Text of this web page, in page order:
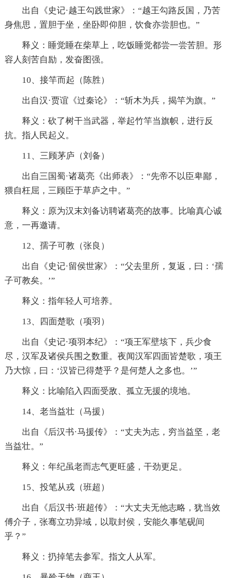
出自《史记·越王勾践世家》：“越王勾路反国，乃苦
身焦思，置胆于坐，坐卧即仰胆，饮食亦尝胆也。”
释义：睡觉睡在柴草上，吃饭睡觉都尝一尝苦胆。形
容人刻苦自励，发奋图强。
10、接竿而起（陈胜）
出自汉·贾谊《过秦论》：“斩木为兵，揭竿为旗。”
释义：砍了树干当武器，举起竹竿当旗帜，进行反
抗。指人民起义。
11、三顾茅庐（刘备）
出自三国蜀·诸葛亮《出师表》：“先帝不以臣卑鄙，
猥自枉屈，三顾臣于草庐之中。”
释义：原为汉末刘备访聘诸葛亮的故事。比喻真心诚
意，一再邀请。
12、孺子可教（张良）
出自《史记·留侯世家》：“父去里所，复返，曰：‘孺
子可教矣。’”
释义：指年轻人可培养。
13、四面楚歌（项羽）
出自《史记·项羽本纪》：“项王军壁垓下，兵少食
尽，汉军及诸侯兵围之数重。夜闻汉军四面皆楚歌，项王
乃大惊，曰：‘汉皆已得楚乎？是何楚人之多也。’”
释义：比喻陷入四面受敌、孤立无援的境地。
14、老当益壮（马援）
出自《后汉书·马援传》：“丈夫为志，穷当益坚，老
当益壮。”
释义：年纪虽老而志气更旺盛，干劲更足。
15、投笔从戎（班超）
出自《后汉书·班超传》：“大丈夫无他志略，犹当效
傅介子，张骞立功异域，以取封侯，安能久事笔砚间
乎？”
释义：扔掉笔去参军。指文人从军。